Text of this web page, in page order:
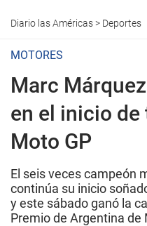
Diario las Américas> Deportes
MOTORES
Marc
en el inicio
Moto GP
El seis veces campeón
continúa su inicio
y este sábado ganó la
Premio de Argentina de